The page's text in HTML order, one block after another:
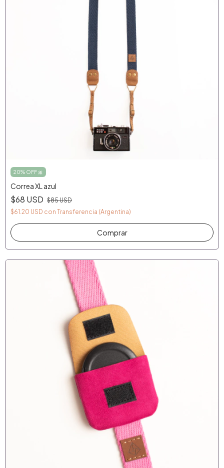
20% OFF 🎀
Correa XL azul
$68 USD $85 USD
$61.20 USD con Transferencia (Argentina)